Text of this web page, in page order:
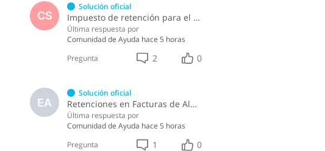
CS
Solución oficial
Impuesto de retención para el pago por licencia de software y soporte de software ?
Última respuesta por
Comunidad de Ayuda hace 5 horas
Pregunta
2 0
EA
Solución oficial
Retenciones en Facturas de Almuerzo
Última respuesta por
Comunidad de Ayuda hace 5 horas
Pregunta
1 0